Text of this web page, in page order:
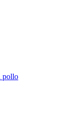
pollo